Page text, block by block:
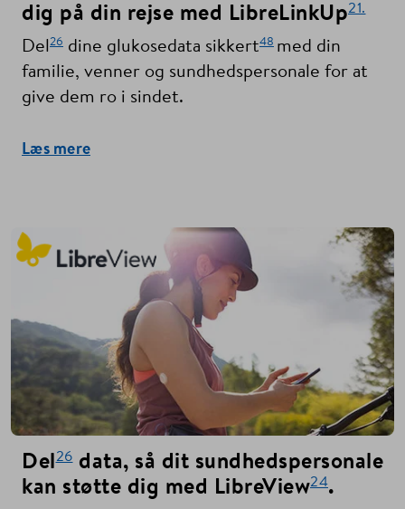
dig på din rejse med LibreLinkUp21.
Del 26 dine glukosedata sikkert48 med din
familie, venner og sundhedspersonale for at
give dem ro i sindet.
Læs mere
Del26data, så dit sundhedspersonale
kan støtte dig med LibreView24.